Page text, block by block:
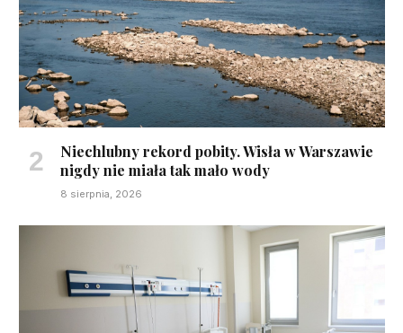
Niechlubny rekord pobity. Wisła w Warszawie
nigdy nie miała tak mało wody
8 sierpnia, 2026